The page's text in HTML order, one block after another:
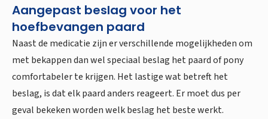
Aangepast beslag voor het
hoefbevangen paard
Naast de medicatie zijn er verschillende mogelijkheden om
met bekappen dan wel speciaal beslag het paard of pony
comfortabeler te krijgen. Het lastige wat betreft het
beslag, is dat elk paard anders reageert. Er moet dus per
geval bekeken worden welk beslag het beste werkt.